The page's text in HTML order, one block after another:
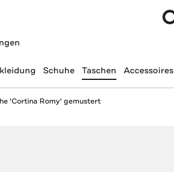
Schuhe Taschen Accessoires
'Cortina Romy' gemustert